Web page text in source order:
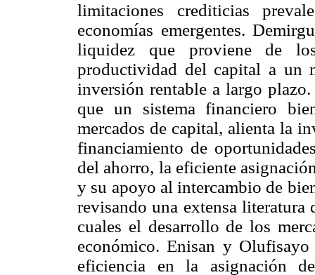
limitaciones crediticias
economías emergentes.
liquidez que proviene de
productividad del capital a
inversión rentable a largo
que un sistema financiero
mercados de capital, alienta la
financiamiento de
del ahorro, la eficiente
y su apoyo al intercambio de
revisando una extensa literatura
cuales el desarrollo de los
económico. Enisan y
eficiencia en la asignación